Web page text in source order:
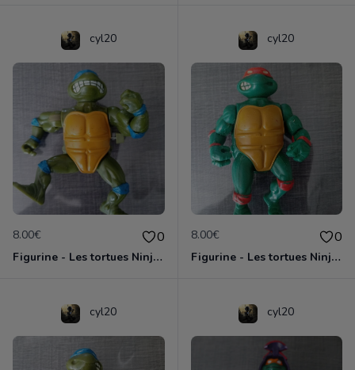
cyl20
8.00€ 0
Figurine - Les tortues Ninja - Leonardo
cyl20
8.00€ 0
Figurine - Les tortues Ninja - Michaelangelo
cyl20 cyl20